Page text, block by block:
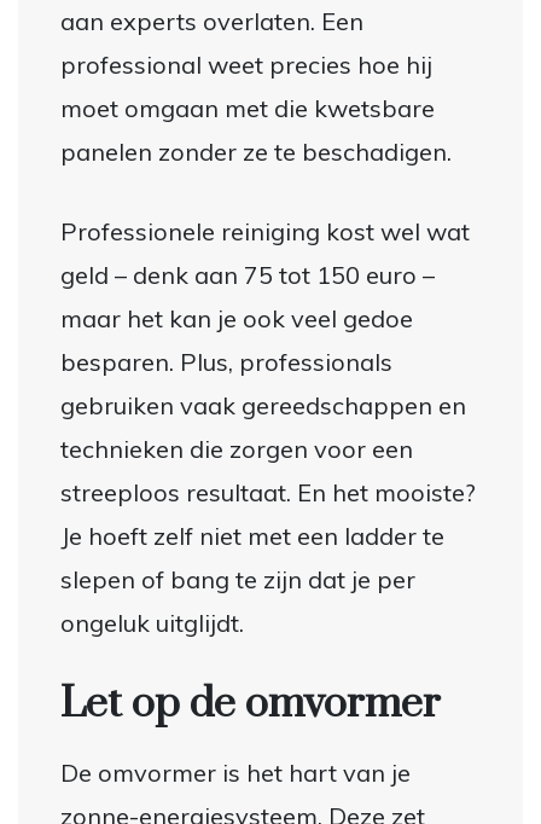
aan experts overlaten. Een
professional weet precies hoe hij
moet omgaan met die kwetsbare
panelen zonder ze te beschadigen.
Professionele reiniging kost wel wat
geld – denk aan 75 tot 150 euro –
maar het kan je ook veel gedoe
besparen. Plus, professionals
gebruiken vaak gereedschappen en
technieken die zorgen voor een
streeploos resultaat. En het mooiste?
Je hoeft zelf niet met een ladder te
slepen of bang te zijn dat je per
ongeluk uitglijdt.
Let op de omvormer
De omvormer is het hart van je
zonne-energiesysteem. Deze zet